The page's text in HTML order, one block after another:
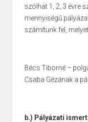
szólhat 1, 2, 3 évre
mennyiségű
számítunk fel,
Bécs Tiborné –
Csaba Gézának a
b.) Pályázati